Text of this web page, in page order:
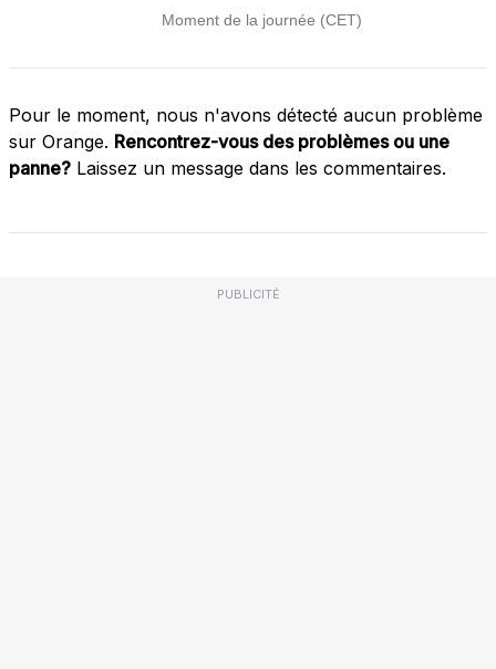
Pour le moment, nous n'avons détecté aucun problème
sur Orange. Rencontrez-vous des problèmes ou une
panne? Laissez un message dans les commentaires.
PUBLICITÉ